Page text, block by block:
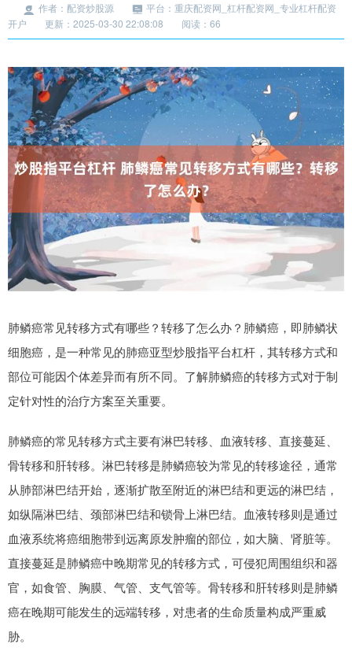
作者：配资炒股源
平台：重庆配资网_杠杆配资网_专业杠杆配资
开户
更新：2025-03-30 22:08:08 阅读：66
肺鳞癌常见转移方式有哪些？转移了怎么办？肺鳞癌，即肺鳞状
细胞癌，是一种常见的肺癌亚型炒股指平台杠杆，其转移方式和
部位可能因个体差异而有所不同。了解肺鳞癌的转移方式对于制
定针对性的治疗方案至关重要。
肺鳞癌的常见转移方式主要有淋巴转移、血液转移、直接蔓延、
骨转移和肝转移。淋巴转移是肺鳞癌较为常见的转移途径，通常
从肺部淋巴结开始，逐渐扩散至附近的淋巴结和更远的淋巴结，
如纵隔淋巴结、颈部淋巴结和锁骨上淋巴结。血液转移则是通过
血液系统将癌细胞带到远离原发肿瘤的部位，如大脑、肾脏等。
直接蔓延是肺鳞癌中晚期常见的转移方式，可侵犯周围组织和器
官，如食管、胸膜、气管、支气管等。骨转移和肝转移则是肺鳞
癌在晚期可能发生的远端转移，对患者的生命质量构成严重威
胁。